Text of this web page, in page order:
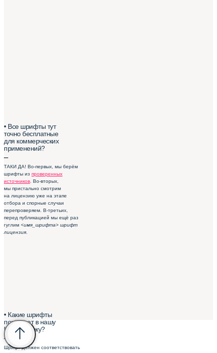
• Все шрифты тут
точно бесплатные
для коммерческих
применений?
–
ТАКИ ДА! Во-первых, мы берём
шрифты из проверенных
источников . Во-вторых,
мы пристально смотрим
на лицензию уже на этапе
отбора и спорные случаи
перепроверяем. В-третьих,
перед публикацией мы ещё раз
гуглим <имя_шрифта> шрифт
лицензия
• Какие шрифты
попадают в нашу
Шрифтотеку?
–
Шрифт должен соответствовать